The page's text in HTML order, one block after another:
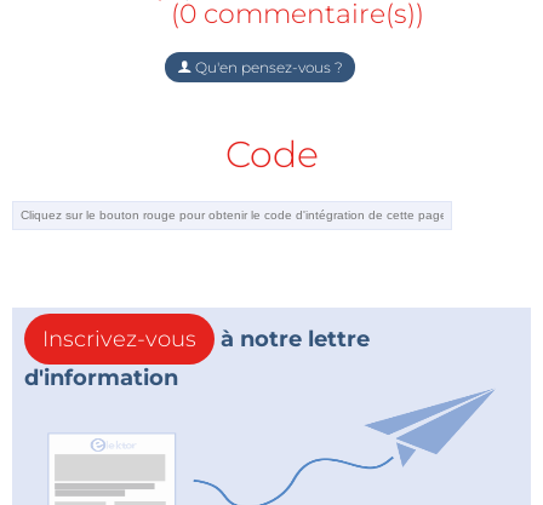
(0 commentaire(s))
Qu'en pensez-vous ?
Code
Inscrivez-vous
à notre lettre
d'information